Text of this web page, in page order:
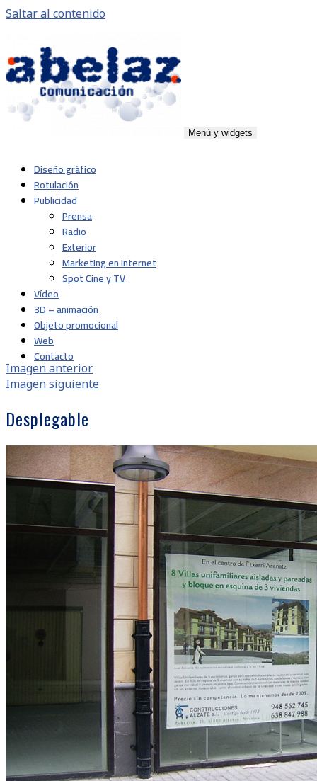
Saltar al contenido
Navarra
Menú y widgets
Diseño gráfico
Rotulación
Publicidad
Prensa
Radio
Exterior
Marketing en internet
Spot Cine y TV
Vídeo
3D – animación
Objeto promocional
Web
Contacto
Imagen anterior
Imagen siguiente
Desplegable